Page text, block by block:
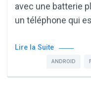
avec une batterie
un téléphone qui
Lire la Suite
ANDROID